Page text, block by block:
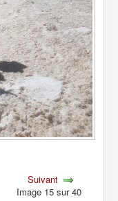
Suivant
Image 15 sur 40